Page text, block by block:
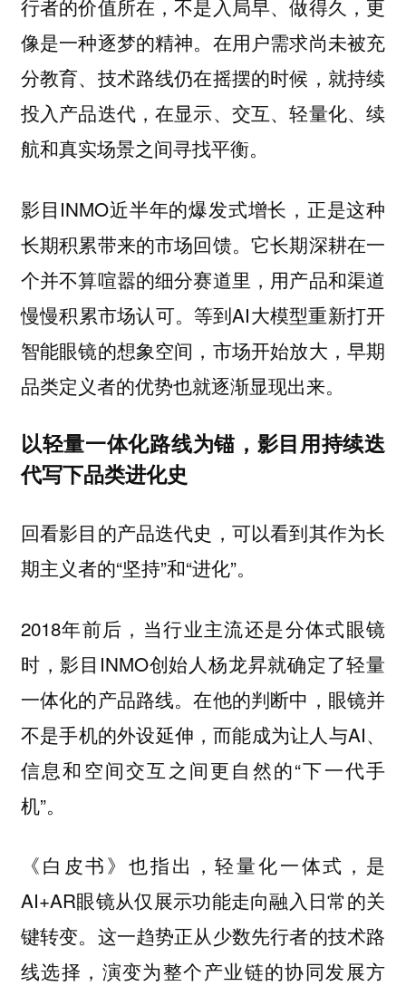
行者的价值所在，不是入局早、做得久，更
像是一种逐梦的精神。在用户需求尚未被充
分教育、技术路线仍在摇摆的时候，就持续
投入产品迭代，在显示、交互、轻量化、续
航和真实场景之间寻找平衡。
影目INMO近半年的爆发式增长，正是这种
长期积累带来的市场回馈。它长期深耕在一
个并不算喧嚣的细分赛道里，用产品和渠道
慢慢积累市场认可。等到AI大模型重新打开
智能眼镜的想象空间，市场开始放大，早期
品类定义者的优势也就逐渐显现出来。
以轻量一体化路线为锚，影目用持续迭
代写下品类进化史
回看影目的产品迭代史，可以看到其作为长
期主义者的“坚持”和“进化”。
2018年前后，当行业主流还是分体式眼镜
时，影目INMO创始人杨龙昇就确定了轻量
一体化的产品路线。在他的判断中，眼镜并
不是手机的外设延伸，而能成为让人与AI、
信息和空间交互之间更自然的“下一代手
机”。
《白皮书》也指出，轻量化一体式，是
AI+AR眼镜从仅展示功能走向融入日常的关
键转变。这一趋势正从少数先行者的技术路
线选择，演变为整个产业链的协同发展方